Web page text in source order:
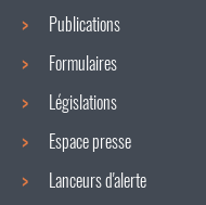
Publications
Formulaires
Législations
Espace presse
Lanceurs d'alerte